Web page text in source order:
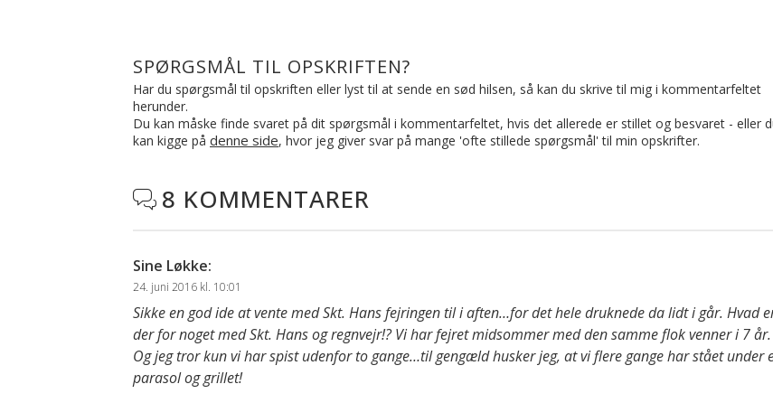
SPØRGSMÅL TIL OPSKRIFTEN?
Har du spørgsmål til opskriften eller lyst til at sende en sød hilsen, så kan du skrive til mig i kommentarfeltet
herunder.
Du kan måske finde svaret på dit spørgsmål i kommentarfeltet, hvis det allerede er stillet og besvaret - eller
kan kigge på denne side, hvor jeg giver svar på mange 'ofte stillede spørgsmål' til min opskrifter.
 8 KOMMENTARER
Sine Løkke:
24. juni 2016 kl. 10:01
Sikke en god ide at vente med Skt. Hans fejringen til i aften…for det hele druknede da lidt i går. Hvad
der for noget med Skt. Hans og regnvejr!? Vi har fejret midsommer med den samme flok venner i 7 år.
Og jeg tror kun vi har spist udenfor to gange…til gengæld husker jeg, at vi flere gange har stået under
parasol og grillet!